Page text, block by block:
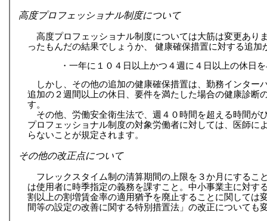
高度プロフェッショナル制度について
高度プロフェッショナル制度については大筋は変更あり
ったもんだの結果でしょうか、 健康確保措置に対する追加
・一年に１０４日以上かつ４週に４日以上の休日
しかし、その他の追加の健康確保措置は、勤務インター
追加の２週間以上の休日、要件を満たした場合の健康診断
す。
その他、労働安全衛生法で、週４０時間を超える時間が
プロフェッショナル制度の対象労働者に対しては、医師に
らないことが規定されます。
その他の改正点について
フレックスタイム制の清算期間の上限を３か月にするこ
は使用者に時季指定の義務を課すこと。中小事業主に対す
割以上の割増賃金率の適用猶予を廃止することに関しては
間等の設定の改善に関する特別措置法」の改正についても